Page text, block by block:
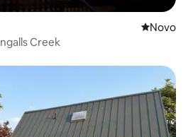
Novo
Novo
Creek